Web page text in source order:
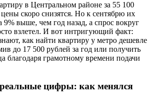
в Центральном районе за 55 100
скоро снизятся. Но к сентябрю их
9% выше, чем год назад, а спрос вокруг
взлетел. И вот интригующий факт:
как найти квартиру у метро дешевле
до 17 500 рублей за год или получить
благодаря грамотному времени подачи
цифры: как менялся